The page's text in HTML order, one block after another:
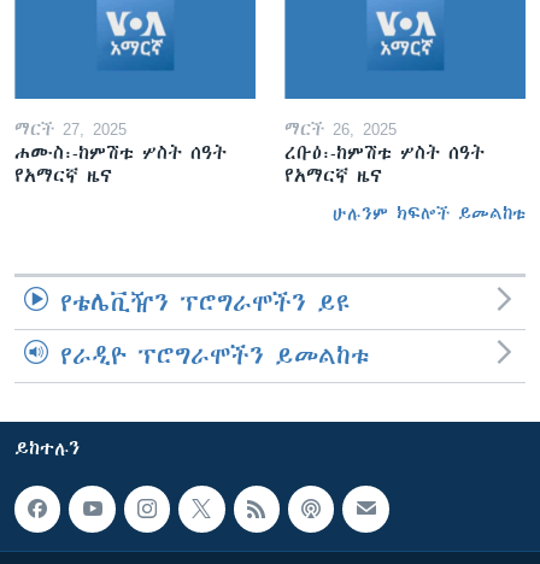
ማርች 27, 2025
ሐሙስ፡-ከምሽቱ ሦስት ሰዓት
የአማርኛ ዜና
ማርች 26, 2025
ረቡዕ፡-ከምሽቱ ሦስት ሰዓት
የአማርኛ ዜና
ሁሉንም ክፍሎች ይመልከቱ
የቴሌቪዥን ፕሮግራሞችን ይዩ
የራዲዮ ፕሮግራሞችን ይመልከቱ
ይከተሉን